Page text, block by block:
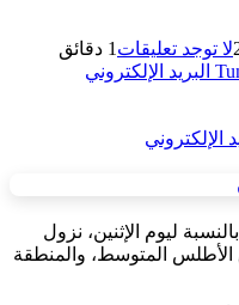
لا توجد تعليقات 1 دقائق
البريد الإلكتروني
الإلكتروني
ليوم الإثنين، نزول
المتوسط، والمنطقة